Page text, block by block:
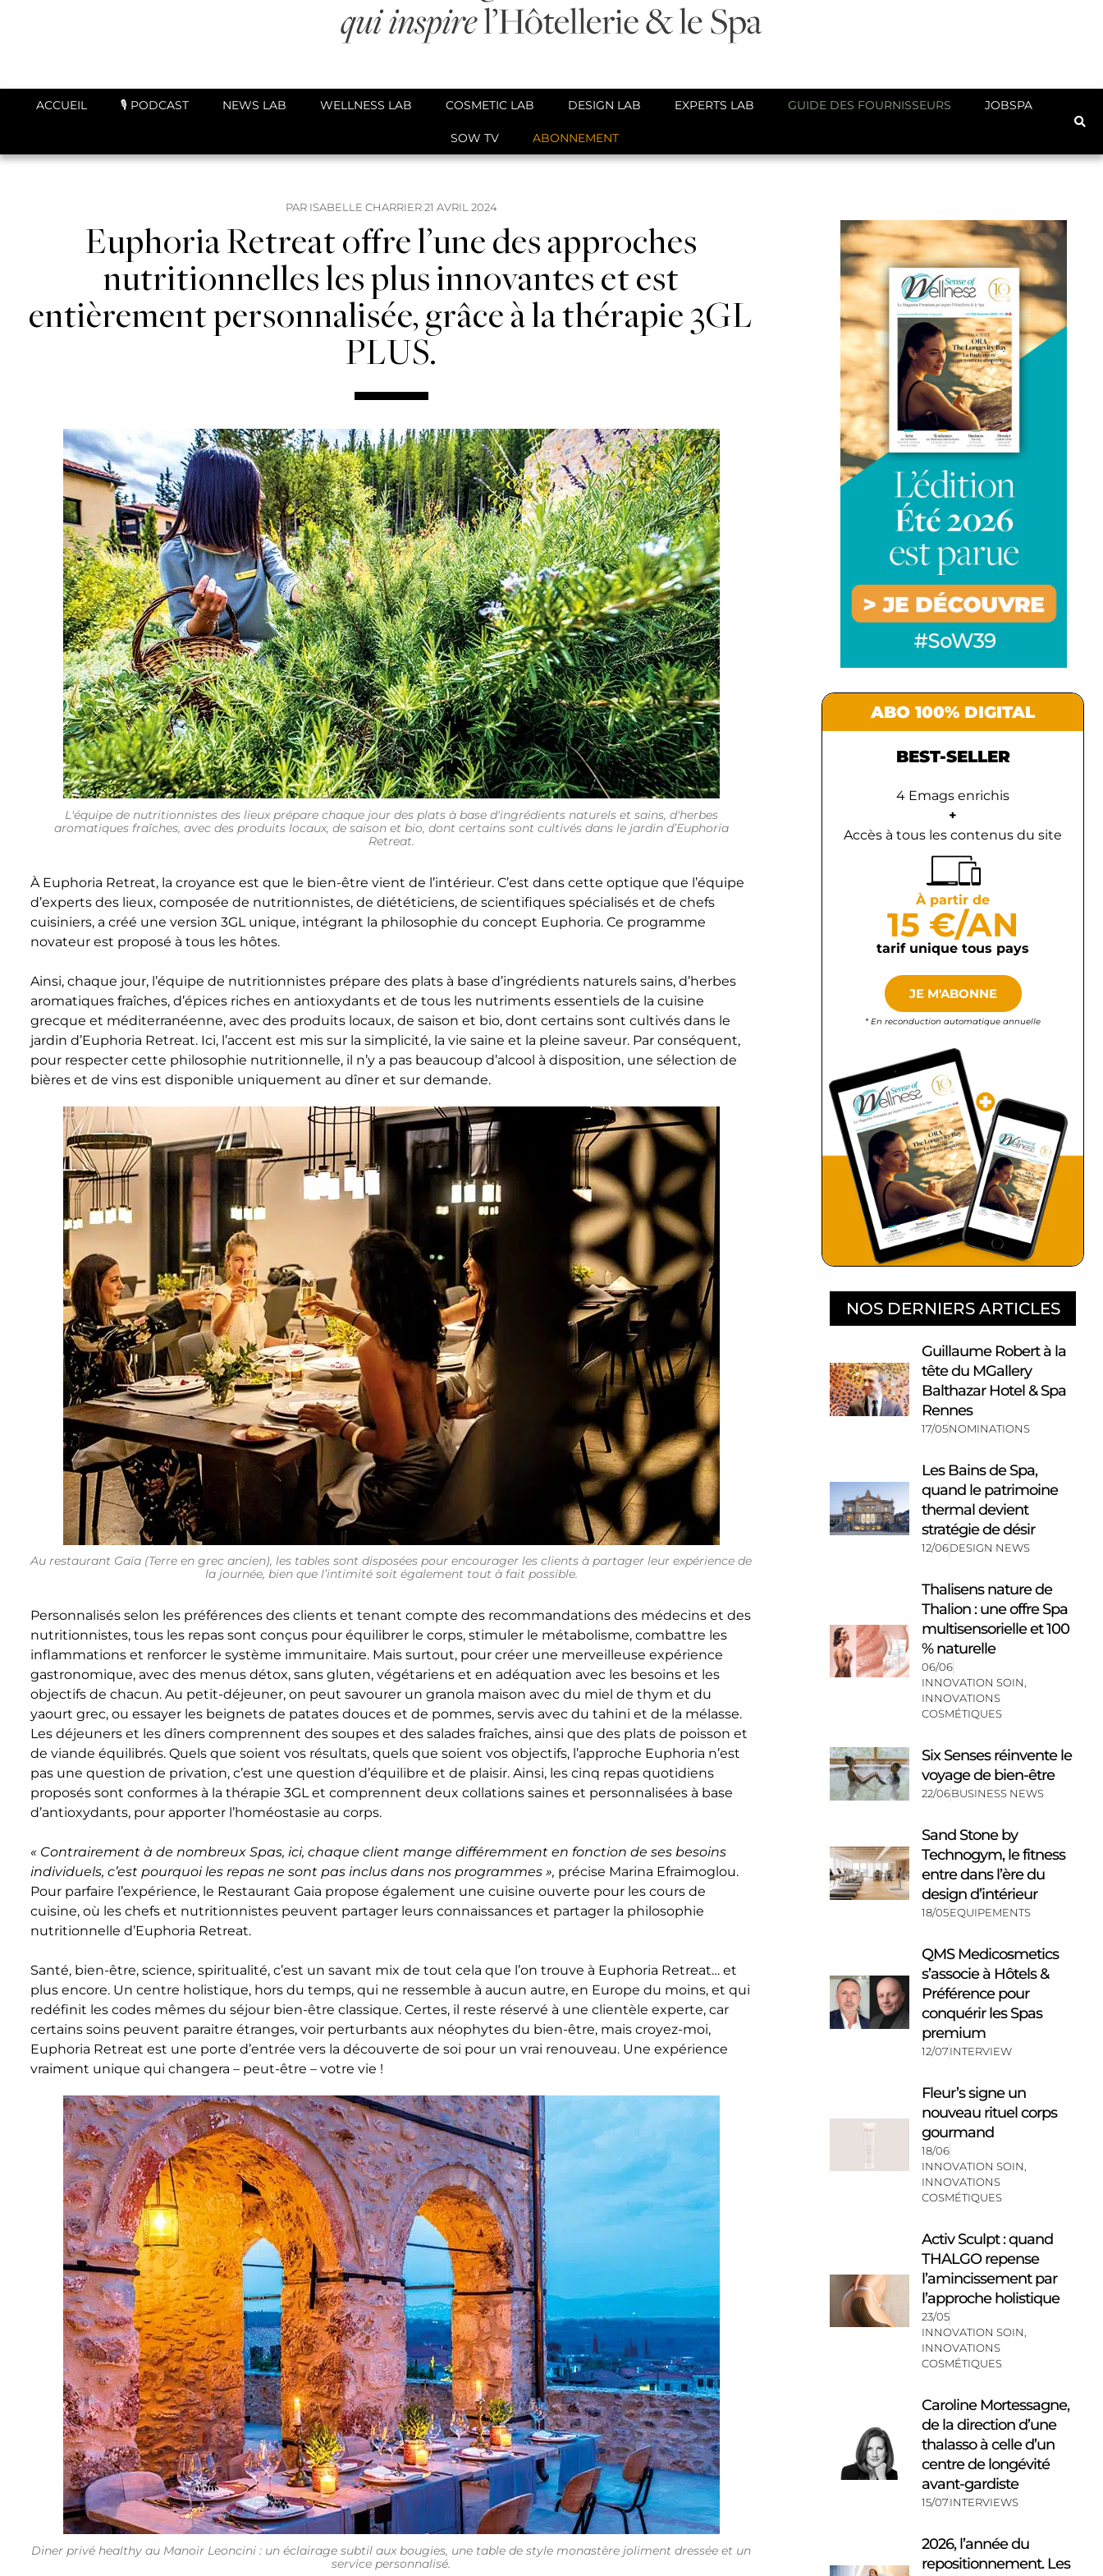
ACCUEIL 🎙️ PODCAST NEWS LAB WELLNESS LAB COSMETIC LAB DESIGN LAB EXPERTS LAB GUIDE DES FOURNISSEURS JOBSPA
SOW TV ABONNEMENT
PARISABELLE CHARRIER 21 AVRIL 2024
Euphoria Retreat offre l’une des approches
nutritionnelles les plus innovantes et est
entièrement personnalisée, grâce à la thérapie 3GL
PLUS.
L'équipe de nutritionnistes des lieux prépare chaque jour des plats à base d'ingrédients naturels et sains, d'herbes
aromatiques fraîches, avec des produits locaux, de saison et bio, dont certains sont cultivés dans le jardin d’Euphoria
Retreat.
À Euphoria Retreat, la croyance est que le bien-être vient de l’intérieur. C’est dans cette optique que l’équipe
d’experts des lieux, composée de nutritionnistes, de diététiciens, de scientifiques spécialisés et de chefs
cuisiniers, a créé une version 3GL unique, intégrant la philosophie du concept Euphoria. Ce programme
novateur est proposé à tous les hôtes.
Ainsi, chaque jour, l’équipe de nutritionnistes prépare des plats à base d’ingrédients naturels sains, d’herbes
aromatiques fraîches, d’épices riches en antioxydants et de tous les nutriments essentiels de la cuisine
grecque et méditerranéenne, avec des produits locaux, de saison et bio, dont certains sont cultivés dans le
jardin d’Euphoria Retreat. Ici, l’accent est mis sur la simplicité, la vie saine et la pleine saveur. Par conséquent,
pour respecter cette philosophie nutritionnelle, il n’y a pas beaucoup d’alcool à disposition, une sélection de
bières et de vins est disponible uniquement au dîner et sur demande.
Au restaurant Gaïa (Terre en grec ancien), les tables sont disposées pour encourager les clients à partager leur expérience de
la journée, bien que l’intimité soit également tout à fait possible.
Personnalisés selon les préférences des clients et tenant compte des recommandations des médecins et des
nutritionnistes, tous les repas sont conçus pour équilibrer le corps, stimuler le métabolisme, combattre les
inflammations et renforcer le système immunitaire. Mais surtout, pour créer une merveilleuse expérience
gastronomique, avec des menus détox, sans gluten, végétariens et en adéquation avec les besoins et les
objectifs de chacun. Au petit-déjeuner, on peut savourer un granola maison avec du miel de thym et du
yaourt grec, ou essayer les beignets de patates douces et de pommes, servis avec du tahini et de la mélasse.
Les déjeuners et les dîners comprennent des soupes et des salades fraîches, ainsi que des plats de poisson et
de viande équilibrés. Quels que soient vos résultats, quels que soient vos objectifs, l’approche Euphoria n’est
pas une question de privation, c’est une question d’équilibre et de plaisir. Ainsi, les cinq repas quotidiens
proposés sont conformes à la thérapie 3GL et comprennent deux collations saines et personnalisées à base
d’antioxydants, pour apporter l’homéostasie au corps.
« Contrairement à de nombreux Spas, ici, chaque client mange différemment en fonction de ses besoins
individuels, c’est pourquoi les repas ne sont pas inclus dans nos programmes », précise Marina Efraimoglou.
Pour parfaire l’expérience, le Restaurant Gaia propose également une cuisine ouverte pour les cours de
cuisine, où les chefs et nutritionnistes peuvent partager leurs connaissances et partager la philosophie
nutritionnelle d’Euphoria Retreat.
Santé, bien-être, science, spiritualité, c’est un savant mix de tout cela que l’on trouve à Euphoria Retreat… et
plus encore. Un centre holistique, hors du temps, qui ne ressemble à aucun autre, en Europe du moins, et qui
redéfinit les codes mêmes du séjour bien-être classique. Certes, il reste réservé à une clientèle experte, car
certains soins peuvent paraitre étranges, voir perturbants aux néophytes du bien-être, mais croyez-moi,
Euphoria Retreat est une porte d’entrée vers la découverte de soi pour un vrai renouveau. Une expérience
vraiment unique qui changera – peut-être – votre vie !
Diner privé healthy au Manoir Leoncini : un éclairage subtil aux bougies, une table de style monastère joliment dressée et un
service personnalisé.
ABO 100% DIGITAL
BEST-SELLER
4 Emags enrichis
+
Accès à tous les contenus du site
À partir de
15 €/AN
tarif unique tous pays
JE M'ABONNE
* En reconduction automatique annuelle
NOS DERNIERS ARTICLES
Guillaume Robert à la
tête du MGallery
Balthazar Hotel & Spa
Rennes
17/05NOMINATIONS
Les Bains de Spa,
quand le patrimoine
thermal devient
stratégie de désir
12/06DESIGN NEWS
Thalisens nature de
Thalion : une offre Spa
multisensorielle et 100
% naturelle
06/06
INNOVATION SOIN
INNOVATIONS
COSMÉTIQUES
Six Senses réinvente le
voyage de bien-être
22/06BUSINESS NEWS
Sand Stone by
Technogym, le fitness
entre dans l’ère du
design d’intérieur
18/05EQUIPEMENTS
QMS Medicosmetics
s’associe à Hôtels &
Préférence pour
conquérir les Spas
premium
12/07INTERVIEW
Fleur’s signe un
nouveau rituel corps
gourmand
18/06
INNOVATION SOIN
INNOVATIONS
COSMÉTIQUES
Activ Sculpt : quand
THALGO repense
l’amincissement par
l’approche holistique
23/05
INNOVATION SOIN
INNOVATIONS
COSMÉTIQUES
Caroline Mortessagne,
de la direction d’une
thalasso à celle d’un
centre de longévité
avant-gardiste
15/07INTERVIEWS
2026, l’année du
repositionnement. Les